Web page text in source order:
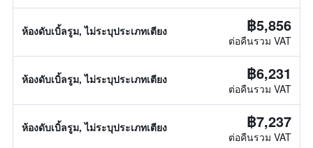
ห้องดับเบิ้ลรูม, ไม่ระบุประเภทเตียง ฿5,856
ต่อคืนรวม VAT
ห้องดับเบิ้ลรูม, ไม่ระบุประเภทเตียง ฿6,231
ต่อคืนรวม VAT
ห้องดับเบิ้ลรูม, ไม่ระบุประเภทเตียง ฿7,237
ต่อคืนรวม VAT